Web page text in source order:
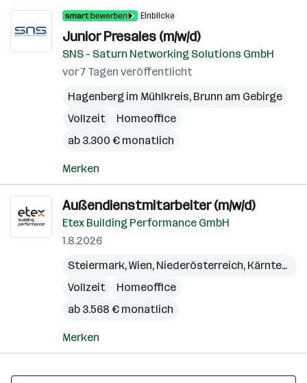
Einblicke
Junior Presales (m/w/d)
SNS - Saturn Networking Solutions GmbH
vor 7 Tagen veröffentlicht
Hagenberg im Mühlkreis, Brunn am Gebirge
Vollzeit
Homeoffice
ab 3.300 € monatlich
Merken
Außendienstmitarbeiter (m/w/d)
Etex Building Performance GmbH
1.8.2026
Steiermark,Wien, Niederösterreich, Kärnten
Vollzeit
Homeoffice
ab 3.568 € monatlich
Merken